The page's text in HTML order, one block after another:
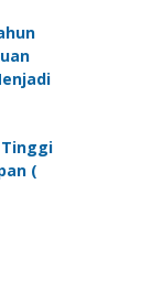
Tinggi
(